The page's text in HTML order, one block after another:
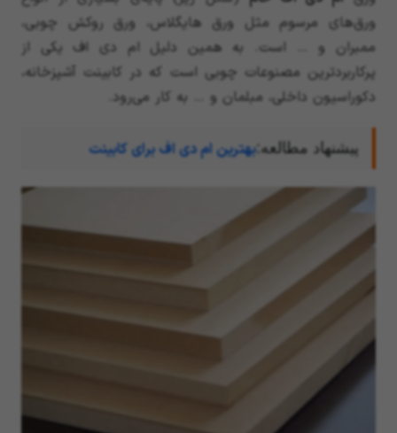
ورق‌های مرسوم مثل ورق هایگلاس، ورق روکش چوبی،
ممبران و … است. به همین دلیل ام دی اف یکی از
پرکاربردترین مصنوعات چوبی است که در کابینت آشپزخانه،
دکوراسیون داخلی، مبلمان و … به کار می‌رود.
پیشنهاد مطالعه:بهترین ام دی اف برای کابینت